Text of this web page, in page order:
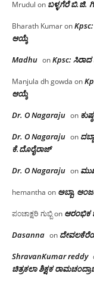
Mrudul on ಬಳ್ಳಗೆರೆ ಬಿ.ಜಿ.
Bharath Kumaron
ಆಯ್ಕೆ
Madhu onKpsc:
Manjula dh gowda on
ಆಯ್ಕೆ
Dr. O Nagaraju on
Dr. O Nagaraju on
ಕೆ.ದೊರೈರಾಜ್
Dr. O Nagaraju on
hemantha on ಅಬ್ಬಾ,
ಪಂಚಾಕ್ಷರಿ ಗುಬ್ಬಿon ಆರಂಭಿಕ
Dasanna on
ShravanKumar reddy
ಚಿತ್ರಕಲಾ ಶಿಕ್ಷಕ